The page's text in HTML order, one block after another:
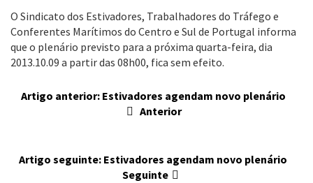
O Sindicato dos Estivadores, Trabalhadores do Tráfego e
Conferentes Marítimos do Centro e Sul de Portugal informa
que o plenário previsto para a próxima quarta-feira, dia
2013.10.09 a partir das 08h00, fica sem efeito.
Artigo anterior: Estivadores agendam novo plenário
Anterior
Artigo seguinte: Estivadores agendam novo plenário
Seguinte